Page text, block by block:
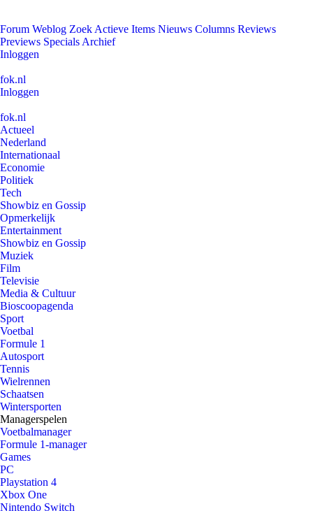
Forum Weblog Zoek Actieve Items Nieuws Columns Reviews
Previews Specials Archief
Inloggen
fok.nl
Inloggen
fok.nl
Actueel
Nederland
Internationaal
Economie
Politiek
Tech
Showbiz en Gossip
Opmerkelijk
Entertainment
Showbiz en Gossip
Muziek
Film
Televisie
Media & Cultuur
Bioscoopagenda
Sport
Voetbal
Formule 1
Autosport
Tennis
Wielrennen
Schaatsen
Wintersporten
Managerspelen
Voetbalmanager
Formule 1-manager
Games
PC
Playstation 4
Xbox One
Nintendo Switch